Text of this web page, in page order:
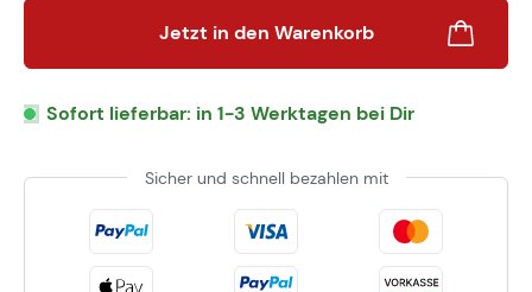
Jetzt in den Warenkorb
Sofort lieferbar: in 1-3 Werktagen bei Dir
Sicher und schnell bezahlen mit